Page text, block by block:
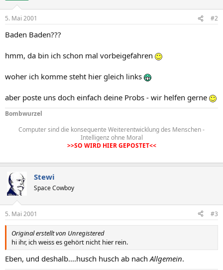
5. Mai 2001 #2
Baden Baden???
hmm, da bin ich schon mal vorbeigefahren
woher ich komme steht hier gleich links
aber poste uns doch einfach deine Probs - wir helfen gerne
Bombwurzel
Computer sind die konsequente Weiterentwicklung des Menschen -
Intelligenz ohne Moral
>>SO WIRD HIER GEPOSTET<<
Stewi
Space Cowboy
5. Mai 2001 #3
Original erstellt von Unregistered
hi ihr, ich weiss es gehört nicht hier rein.
Eben, und deshalb....husch husch ab nachAllgemein.